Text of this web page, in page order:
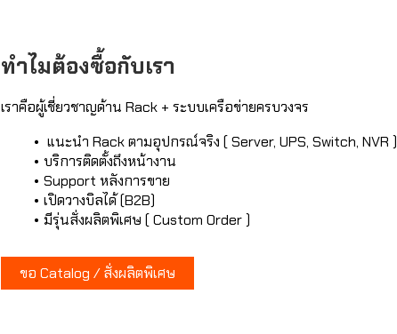
ทำไมต้องซื้อกับเรา
เราคือผู้เชี่ยวชาญด้าน Rack + ระบบเครือข่ายครบวงจร
แนะนำ Rack ตามอุปกรณ์จริง ( Server, UPS, Switch, NVR )
บริการติดตั้งถึงหน้างาน
Support หลังการขาย
เปิดวางบิลได้ (B2B)
มีรุ่นสั่งผลิตพิเศษ ( Custom Order )
ขอ Catalog / สั่งผลิตพิเศษ